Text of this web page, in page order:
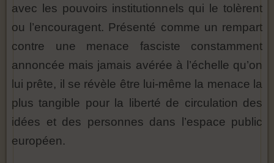
avec les pouvoirs institutionnels qui le tolèrent
ou l’encouragent. Présenté comme un rempart
contre une menace fasciste constamment
annoncée mais jamais avérée à l’échelle qu’on
lui prête, il se révèle être lui-même la menace la
plus tangible pour la liberté de circulation des
idées et des personnes dans l’espace public
européen.